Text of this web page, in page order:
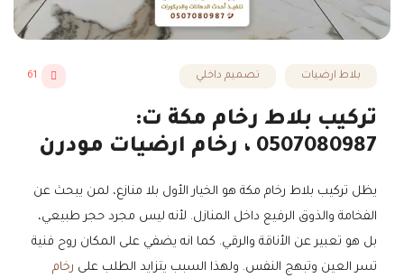
بلاط ارضيات تصميم داخلي 61
تركيب بلاط رخام مكة ت:
0507080987 ، رخام ارضيات مودرن
يظل تركيب بلاط رخام مكة هو الخيار الأول بلا منازع، لمن يبحث عن
الفخامة والذوق الرفيع داخل المنازل. لأنه ليس مجرد حجر طبيعي،
بل هو تعبير عن الأناقة والرقي. كما انه يضفي على المكان روح فنية
تسر العين وتبهج النفس. ولهذا السبب يتزايد الطلب على رخام